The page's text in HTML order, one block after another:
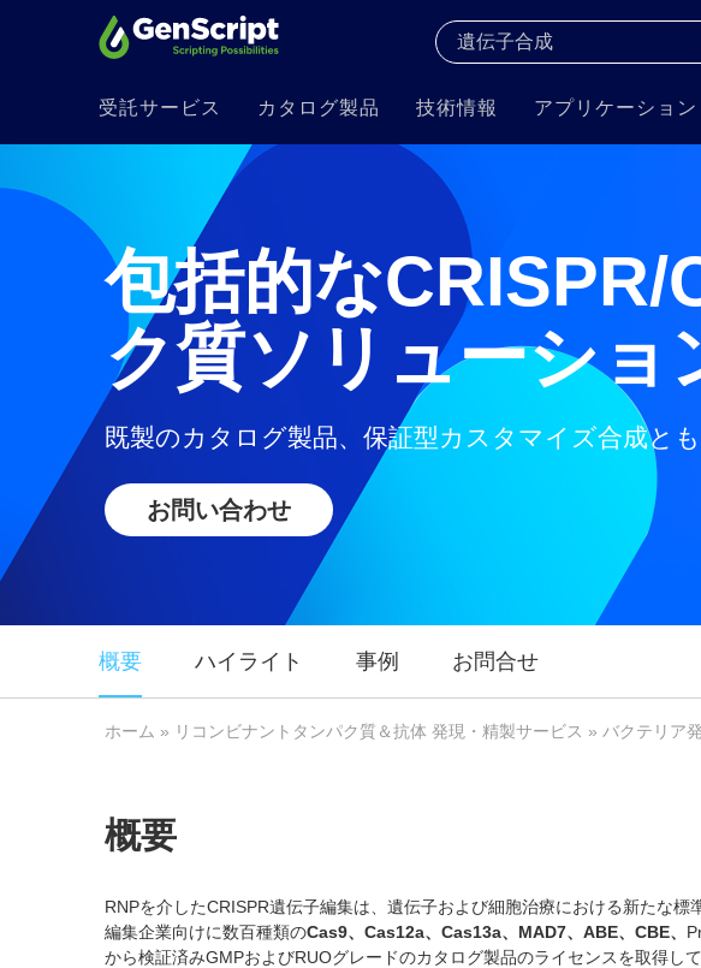
受託サービス カタログ製品 技術情報 アプリケーション
包括的なCRISPR/
ク質ソリューショ
既製のカタログ製品、保証型カスタマイズ合成と
お問い合わせ
概要 ハイライト 事例 お問合せ
ホーム » リコンビナントタンパク質＆抗体 発現・精製サービス » バクテリア
概要
RNPを介したCRISPR遺伝子編集は、遺伝子および細胞治療における新たな
編集企業向けに数百種類のCas9、Cas12a、Cas13a、MAD7、ABE、CBE、
から検証済みGMPおよびRUOグレードのカタログ製品のライセンスを取得して